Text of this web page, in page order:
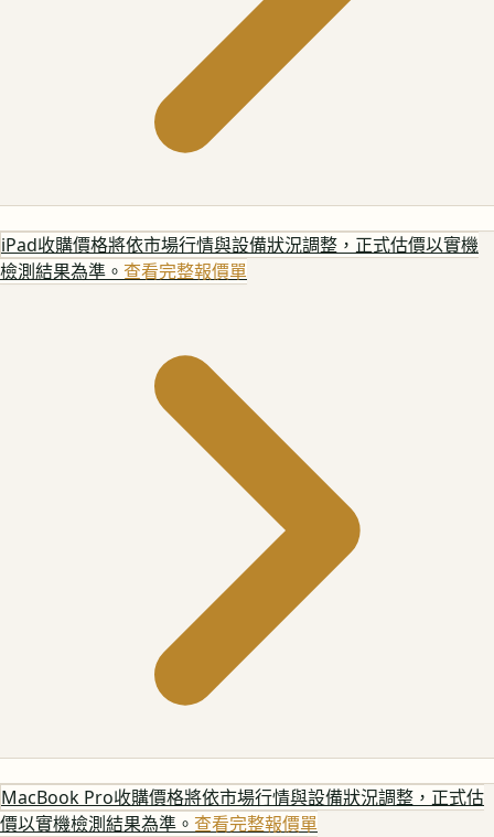
iPad收購價格將依市場行情與設備狀況調整，正式估價以實機
檢測結果為準。 查看完整報價單
MacBook Pro收購價格將依市場行情與設備狀況調整，正式估
價以實機檢測結果為準。 查看完整報價單